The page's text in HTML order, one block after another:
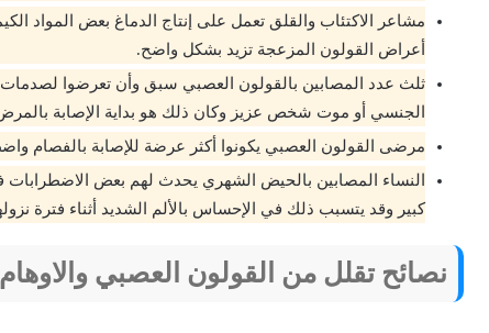
مشاعر الاكتئاب والقلق تعمل على إنتاج الدماغ بعض المواد
أعراض القولون المزعجة تزيد بشكل واضح.
ثلث عدد المصابين بالقولون العصبي سبق وأن تعرضوا لصدمات
الجنسي أو موت شخص عزيز وكان ذلك هو بداية الإصابة
مرضى القولون العصبي يكونوا أكثر عرضة للإصابة بالفصام
النساء المصابين بالحيض الشهري يحدث لهم بعض الاضطرابات
كبير وقد يتسبب ذلك في الإحساس بالألم الشديد أثناء فترة
نصائح تقلل من القولون العصبي والاوهام